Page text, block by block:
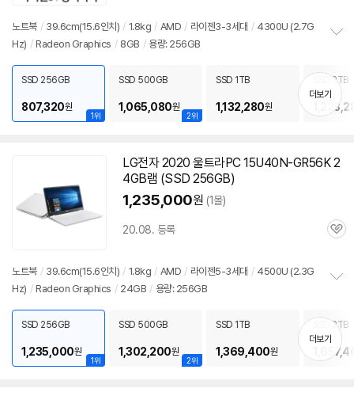
뷰
노트북 / 39.6cm(15.6인치) / 1.8kg / AMD / 라이젠3-3세대 / 4300U (2.7G
Hz) / Radeon Graphics / 8GB / 용량: 256GB
펼
치
기
1위
SSD 256GB
807,320원
2위
SSD 500GB
1,065,080원
SSD 1TB
1,132,280원
SSD 2TB
더보기
LG전자 2020 울트라PC 15U40N-GR56K 2
4GB램 (SSD 256GB)
1,235,000원 (1몰)
20.08. 등록
관
노트북 / 39.6cm(15.6인치) / 1.8kg / AMD / 라이젠5-3세대 / 4500U (2.3G
Hz) / Radeon Graphics / 24GB / 용량: 256GB
펼
치
기
1위
SSD 256GB
1,235,000원
2위
SSD 500GB
1,302,200원
SSD 1TB
1,369,400원
SSD 2TB
더보기